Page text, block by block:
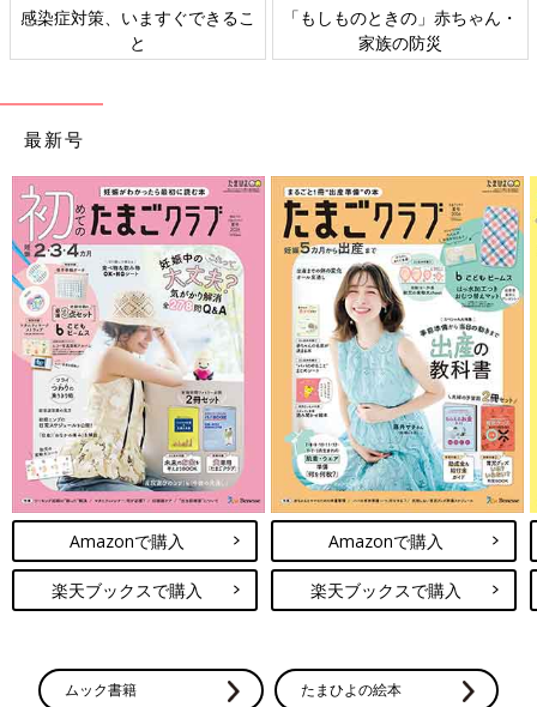
感染症対策、いますぐできるこ
と
「もしものときの」赤ちゃん・
家族の防災
最新号
Amazonで購入
楽天ブックスで購入
Amazonで購入
楽天ブックスで購入
ムック書籍 たまひよの絵本